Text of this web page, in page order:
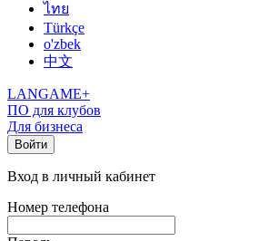
ไทย
Türkçe
o'zbek
中文
LANGAME+
ПО для клубов
Для бизнеса
Войти
Вход в личный кабинет
Номер телефона